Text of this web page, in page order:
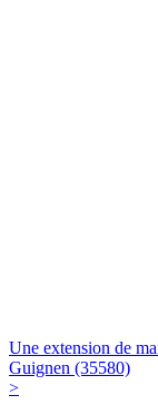
Une extension de
Guignen (35580)
>